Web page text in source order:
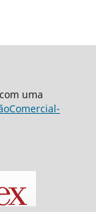
uma